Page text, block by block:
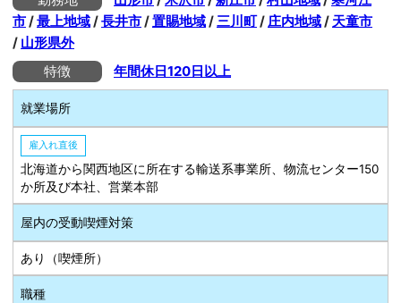
市/最上地域/長井市/置賜地域/三川町/庄内地域/ 天童市
/ 山形県外
特徴
年間休日120日以上
就業場所
雇入れ直後
北海道から関西地区に所在する輸送系事業所、物流センター150
か所及び本社、営業本部
屋内の受動喫煙対策
あり（喫煙所）
職種